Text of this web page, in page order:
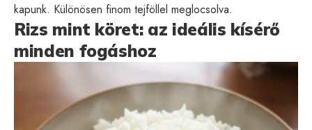
kapunk. Különösen finom tejföllel meglocsolva.
Rizs mint köret: az ideális kísérő
minden fogáshoz